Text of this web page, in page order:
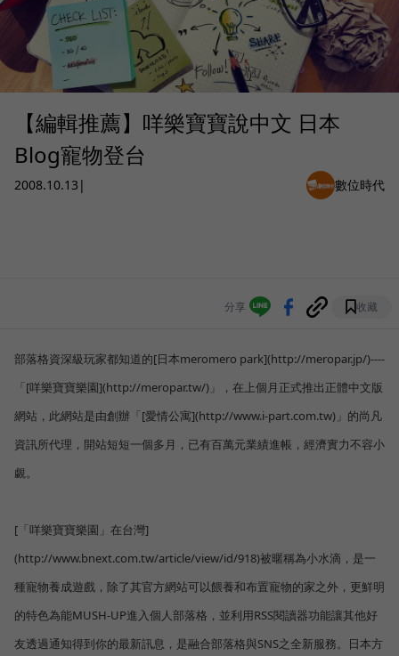
【編輯推薦】咩樂寶寶說中文 日本
Blog寵物登台
2008.10.13 | 數位時代
分享 收藏
部落格資深級玩家都知道的[日本meromero park](http://meropar.jp/)----
「[咩樂寶寶樂園](http://meropar.tw/)」，在上個月正式推出正體中文版
網站，此網站是由創辦「[愛情公寓](http://www.i-part.com.tw)」的尚凡
資訊所代理，開站短短一個多月，已有百萬元業績進帳，經濟實力不容小
覷。
[「咩樂寶寶樂園」在台灣]
(http://www.bnext.com.tw/article/view/id/918)被暱稱為小水滴，是一
種寵物養成遊戲，除了其官方網站可以餵養和布置寵物的家之外，更鮮明
的特色為能MUSH-UP進入個人部落格，並利用RSS閱讀器功能讓其他好
友透過通知得到你的最新訊息，是融合部落格與SNS之全新服務。日本方